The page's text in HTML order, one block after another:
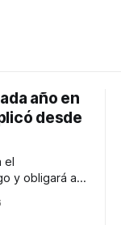
año en
desde
y obligará a
el experto